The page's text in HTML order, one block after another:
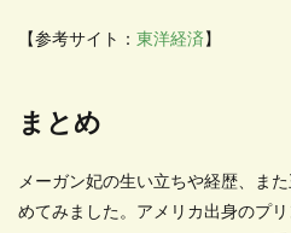
【参考サイト： 東洋経済 】
まとめ
メーガン妃の生い立ちや経歴、ま
めてみました。アメリカ出身のプ